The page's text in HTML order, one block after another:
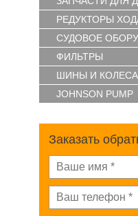
РЕДУКТОРЫ
СУДОВОЕ
ФИЛЬТРЫ
ШИНЫ И КОЛЕСА
JOHNSON PUMP
Заказать